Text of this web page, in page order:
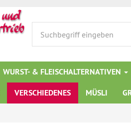
WURST- & FLEISCHALTERNATIVEN
VERSCHIEDENES MÜSLI